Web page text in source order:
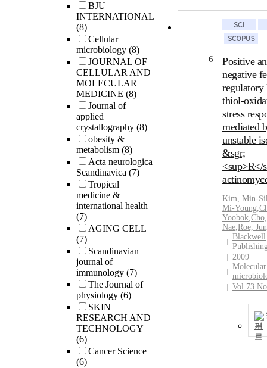
BJU
INTERNATIONAL
(8)
Cellular
microbiology (8)
JOURNAL OF
CELLULAR AND
MOLECULAR
MEDICINE (8)
Journal of
applied
crystallography (8)
obesity &
metabolism (8)
Acta neurologica
Scandinavica (7)
Tropical
medicine &
international health
(7)
AGING CELL
(7)
Scandinavian
journal of
immunology (7)
The Journal of
physiology (6)
SKIN
RESEARCH AND
TECHNOLOGY
(6)
Cancer Science
(6)
6
Positive
negative
regulatory
thiol-
stress
mediated
unstable
&sgr;
<sup>R</
Kim, Min-
Mi-Young,
Yoobok,
Nae,Roe,
Blackwell
2009
Molecular
Vol.73
기